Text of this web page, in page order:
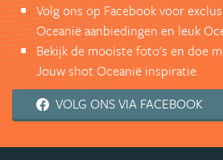
Volg ons op Facebook voor
Oceanië aanbiedingen en leuk
Bekijk de mooiste foto's en doe
Jouw shot Oceanië inspiratie.
VOLG ONS VIA FACEBOOK